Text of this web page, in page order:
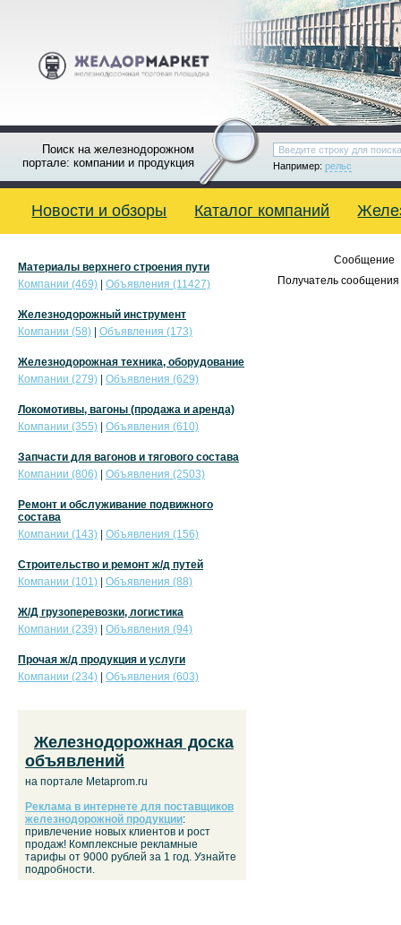
Поиск на железнодорожном
портале: компании и продукция
Например: рельс
Новости и обзоры Каталог компаний
Сообщение
Получатель сообщения
Материалы верхнего строения пути
Компании (469)
Объявления (11427)
Железнодорожный инструмент
Компании (58)
Объявления (173)
Железнодорожная техника, оборудование
Компании (279)
Объявления (629)
Локомотивы, вагоны (продажа и аренда)
Компании (355)
Объявления (610)
Запчасти для вагонов и тягового состава
Компании (806)
Объявления (2503)
Ремонт и обслуживание подвижного
состава
Компании (143)
Объявления (156)
Строительство и ремонт ж/д путей
Компании (101)
Объявления (88)
Ж/Д грузоперевозки, логистика
Компании (239)
Объявления (94)
Прочая ж/д продукция и услуги
Компании (234)
Объявления (603)
Железнодорожная доска
объявлений
на портале Metaprom.ru
Реклама в интернете для поставщиков
железнодорожной продукции:
привлечение новых клиентов и рост
продаж! Комплексные рекламные
тарифы от 9000 рублей за 1 год. Узнайте
подробности.